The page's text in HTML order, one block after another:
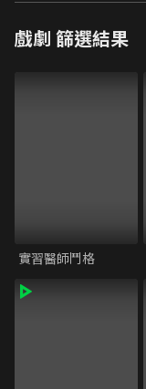
戲劇 篩選結果
實習醫師鬥格